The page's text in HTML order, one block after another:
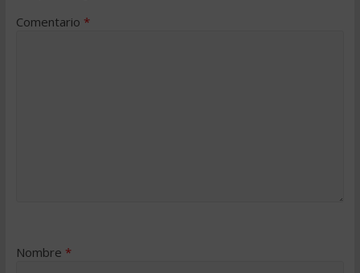
Comentario *
Nombre *